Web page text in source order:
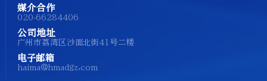
媒介合作
020-66284406
公司地址
广州市荔湾区沙面北街41号二楼
电子邮箱
haima@hmadgz.com